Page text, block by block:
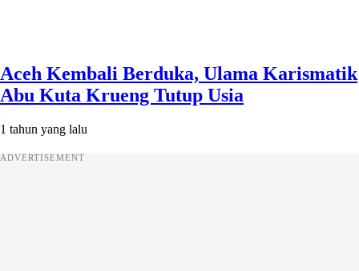
Aceh Kembali Berduka, Ulama Karismatik
Abu Kuta Krueng Tutup Usia
1 tahun yang lalu
ADVERTISEMENT